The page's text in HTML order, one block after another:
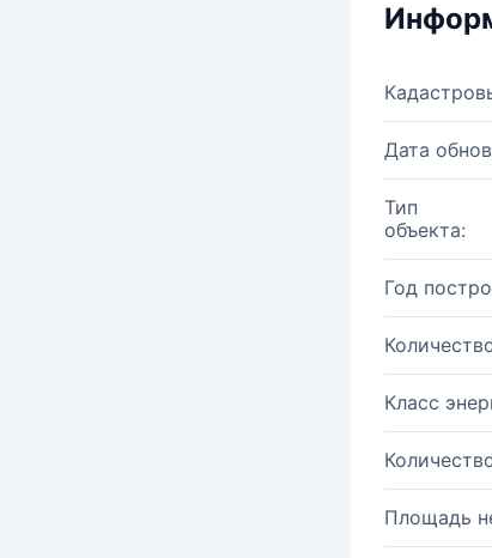
Дата
Тип
объекта:
Год
Класс
Площадь